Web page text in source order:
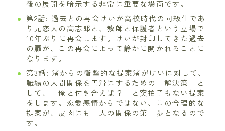
後の展開を暗示する非常に重要な場面です。
第2話: 過去との再会けいが高校時代の同級生であ
り元恋人の高志郎と、教師と保護者という立場で
10年ぶりに再会します。けいが封印してきた過去
の扉が、この再会によって静かに開かれることに
なります。
第3話: 渚からの衝撃的な提案渚がけいに対して、
職場の人間関係を円滑にするための「解決策」と
して、「俺と付き合えば？」と突拍子もない提案
をします。恋愛感情からではない、この合理的な
提案が、皮肉にも二人の関係の第一歩となるので
す。